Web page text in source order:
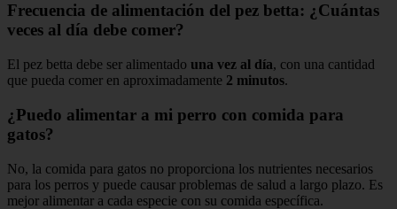
Frecuencia de alimentación del pez betta: ¿Cuántas
veces al día debe comer?
El pez betta debe ser alimentado una vez al día, con una cantidad
que pueda comer en aproximadamente 2 minutos.
¿Puedo alimentar a mi perro con comida para
gatos?
No, la comida para gatos no proporciona los nutrientes necesarios
para los perros y puede causar problemas de salud a largo plazo. Es
mejor alimentar a cada especie con su comida específica.